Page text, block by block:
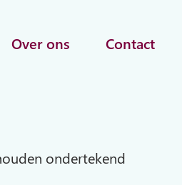
Over ons Contact
ondertekend